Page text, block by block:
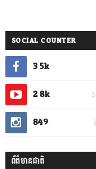
SOCIAL COUNTER
3.5k
2.8k
849
ព័ត៌មានជាតិ